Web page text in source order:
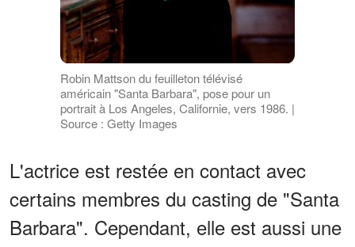
Robin Mattson du feuilleton télévisé
américain "Santa Barbara", pose pour un
portrait à Los Angeles, Californie, vers 1986. |
Source : Getty Images
L'actrice est restée en contact avec
certains membres du casting de "Santa
Barbara". Cependant, elle est aussi une